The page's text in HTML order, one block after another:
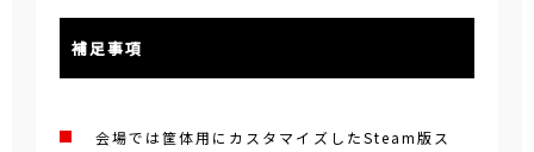
補足事項
会場では筐体用にカスタマイズしたSteam版ス